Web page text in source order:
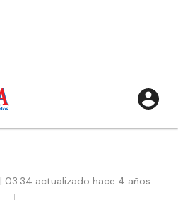
03:34 actualizado hace 4 años